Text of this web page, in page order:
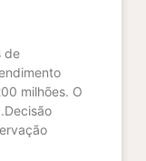
de
milhões. O